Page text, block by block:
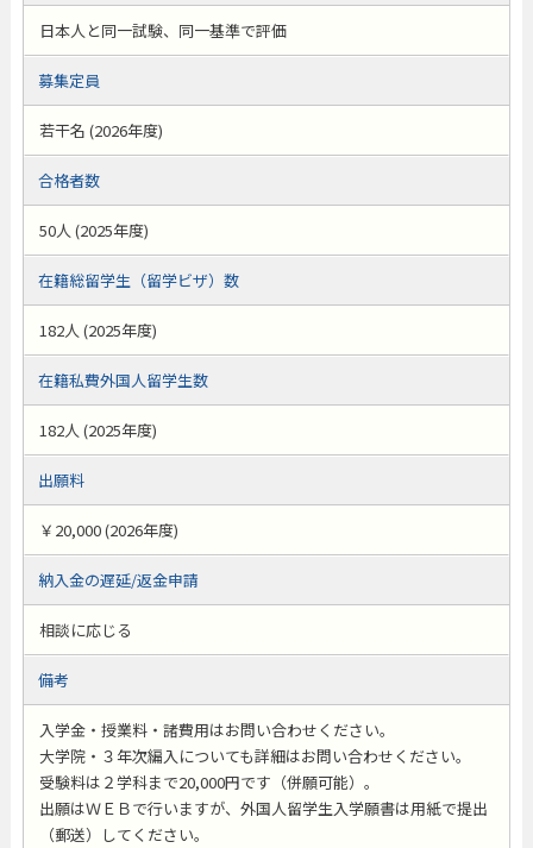
日本人と同一試験、同一基準で評価
募集定員
若干名 (2026年度)
合格者数
50人 (2025年度)
在籍総留学生（留学ビザ）数
182人 (2025年度)
在籍私費外国人留学生数
182人 (2025年度)
出願料
￥20,000 (2026年度)
納入金の遅延/返金申請
相談に応じる
備考
入学金・授業料・諸費用はお問い合わせください。
大学院・３年次編入についても詳細はお問い合わせください。
受験料は２学科まで20,000円です（併願可能）。
出願はＷＥＢで行いますが、外国人留学生入学願書は用紙で提出
（郵送）してください。